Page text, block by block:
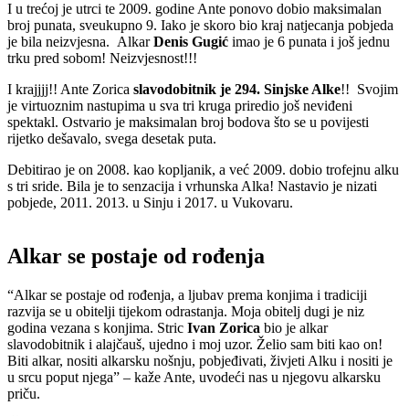
I u trećoj je utrci te 2009. godine Ante ponovo dobio maksimalan
broj punata, sveukupno 9. Iako je skoro bio kraj natjecanja pobjeda
je bila neizvjesna. AlkarDenis Gugić imao je 6 punata i još jednu
trku pred sobom! Neizvjesnost!!!
I krajjjj!! Ante Zorica slavodobitnik je 294. Sinjske Alke!! Svojim
je virtuoznim nastupima u sva tri kruga priredio još neviđeni
spektakl. Ostvario je maksimalan broj bodova što se u povijesti
rijetko dešavalo, svega desetak puta.
Debitirao je on 2008. kao kopljanik, a već 2009. dobio trofejnu alku
s tri sride. Bila je to senzacija i vrhunska Alka! Nastavio je nizati
pobjede, 2011. 2013. u Sinju i 2017. u Vukovaru.
Alkar se postaje od rođenja
“Alkar se postaje od rođenja, a ljubav prema konjima i tradiciji
razvija se u obitelji tijekom odrastanja. Moja obitelj dugi je niz
godina vezana s konjima. Stric Ivan Zorica bio je alkar
slavodobitnik i alajčauš, ujedno i moj uzor. Želio sam biti kao on!
Biti alkar, nositi alkarsku nošnju, pobjeđivati, živjeti Alku i nositi je
u srcu poput njega” – kaže Ante, uvodeći nas u njegovu alkarsku
priču.